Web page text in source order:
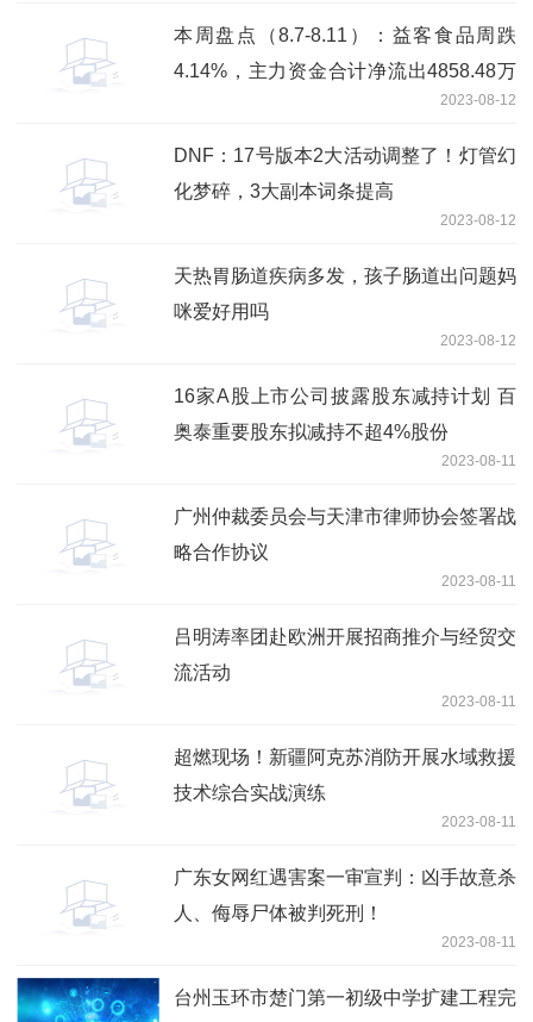
本周盘点（8.7-8.11）：益客食品周跌
4.14%，主力资金合计净流出4858.48万
2023-08-12
DNF：17号版本2大活动调整了！灯管幻
化梦碎，3大副本词条提高
2023-08-12
天热胃肠道疾病多发，孩子肠道出问题妈
咪爱好用吗
2023-08-12
16家A股上市公司披露股东减持计划 百
奥泰重要股东拟减持不超4%股份
2023-08-11
广州仲裁委员会与天津市律师协会签署战
略合作协议
2023-08-11
吕明涛率团赴欧洲开展招商推介与经贸交
流活动
2023-08-11
超燃现场！新疆阿克苏消防开展水域救援
技术综合实战演练
2023-08-11
广东女网红遇害案一审宣判：凶手故意杀
人、侮辱尸体被判死刑！
2023-08-11
​台州玉环市楚门第一初级中学扩建工程完